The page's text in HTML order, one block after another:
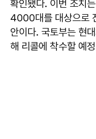
확인됐다. 이번 조치
4000대를 대상으로
안이다. 국토부는 현
해 리콜에 착수할 예